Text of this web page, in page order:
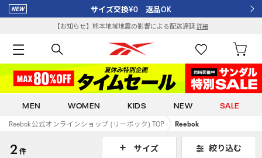
サイズ交換¥0 返品OK
【お知らせ】熊本地域地震の影響による配送遅延詳細
MEN WOMEN KIDS NEW SALE
Reebok 公式オンラインショップ (リーボック) TOP Reebok
2 件 サイズ 絞り込む